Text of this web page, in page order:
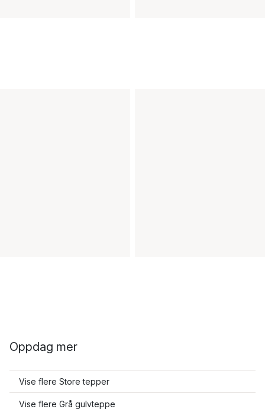
Oppdag mer
Vise flere Store tepper
Vise flere Grå gulvteppe